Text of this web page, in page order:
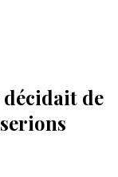
de